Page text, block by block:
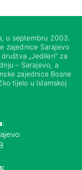
u septembru 2003.
zajednice Sarajevo
„Jedileri“ za
– Sarajevo, a
zajednice Bosne
tijelo u Islamskoj
: